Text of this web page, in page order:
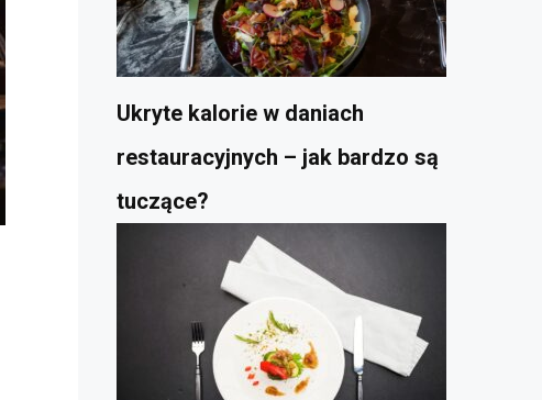
Ukryte kalorie w daniach
restauracyjnych – jak bardzo są
tuczące?